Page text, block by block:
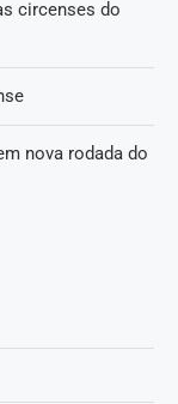
circenses do
nova rodada do